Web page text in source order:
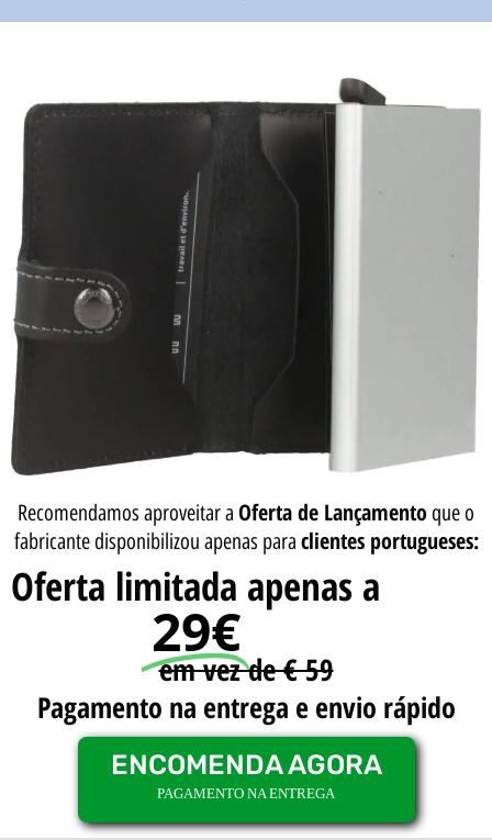
Recomendamos aproveitar a Oferta de Lançamentoque o
fabricante disponibilizou apenas para clientes portugueses:
Oferta limitada apenas a
29€
em vez de € 59
Pagamento na entrega e envio rápido
ENCOMENDA AGORA
PAGAMENTO NA ENTREGA